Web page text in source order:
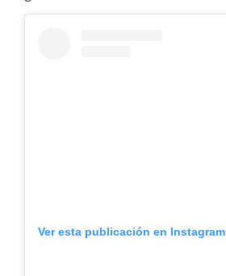
Ver esta publicación en Instagram